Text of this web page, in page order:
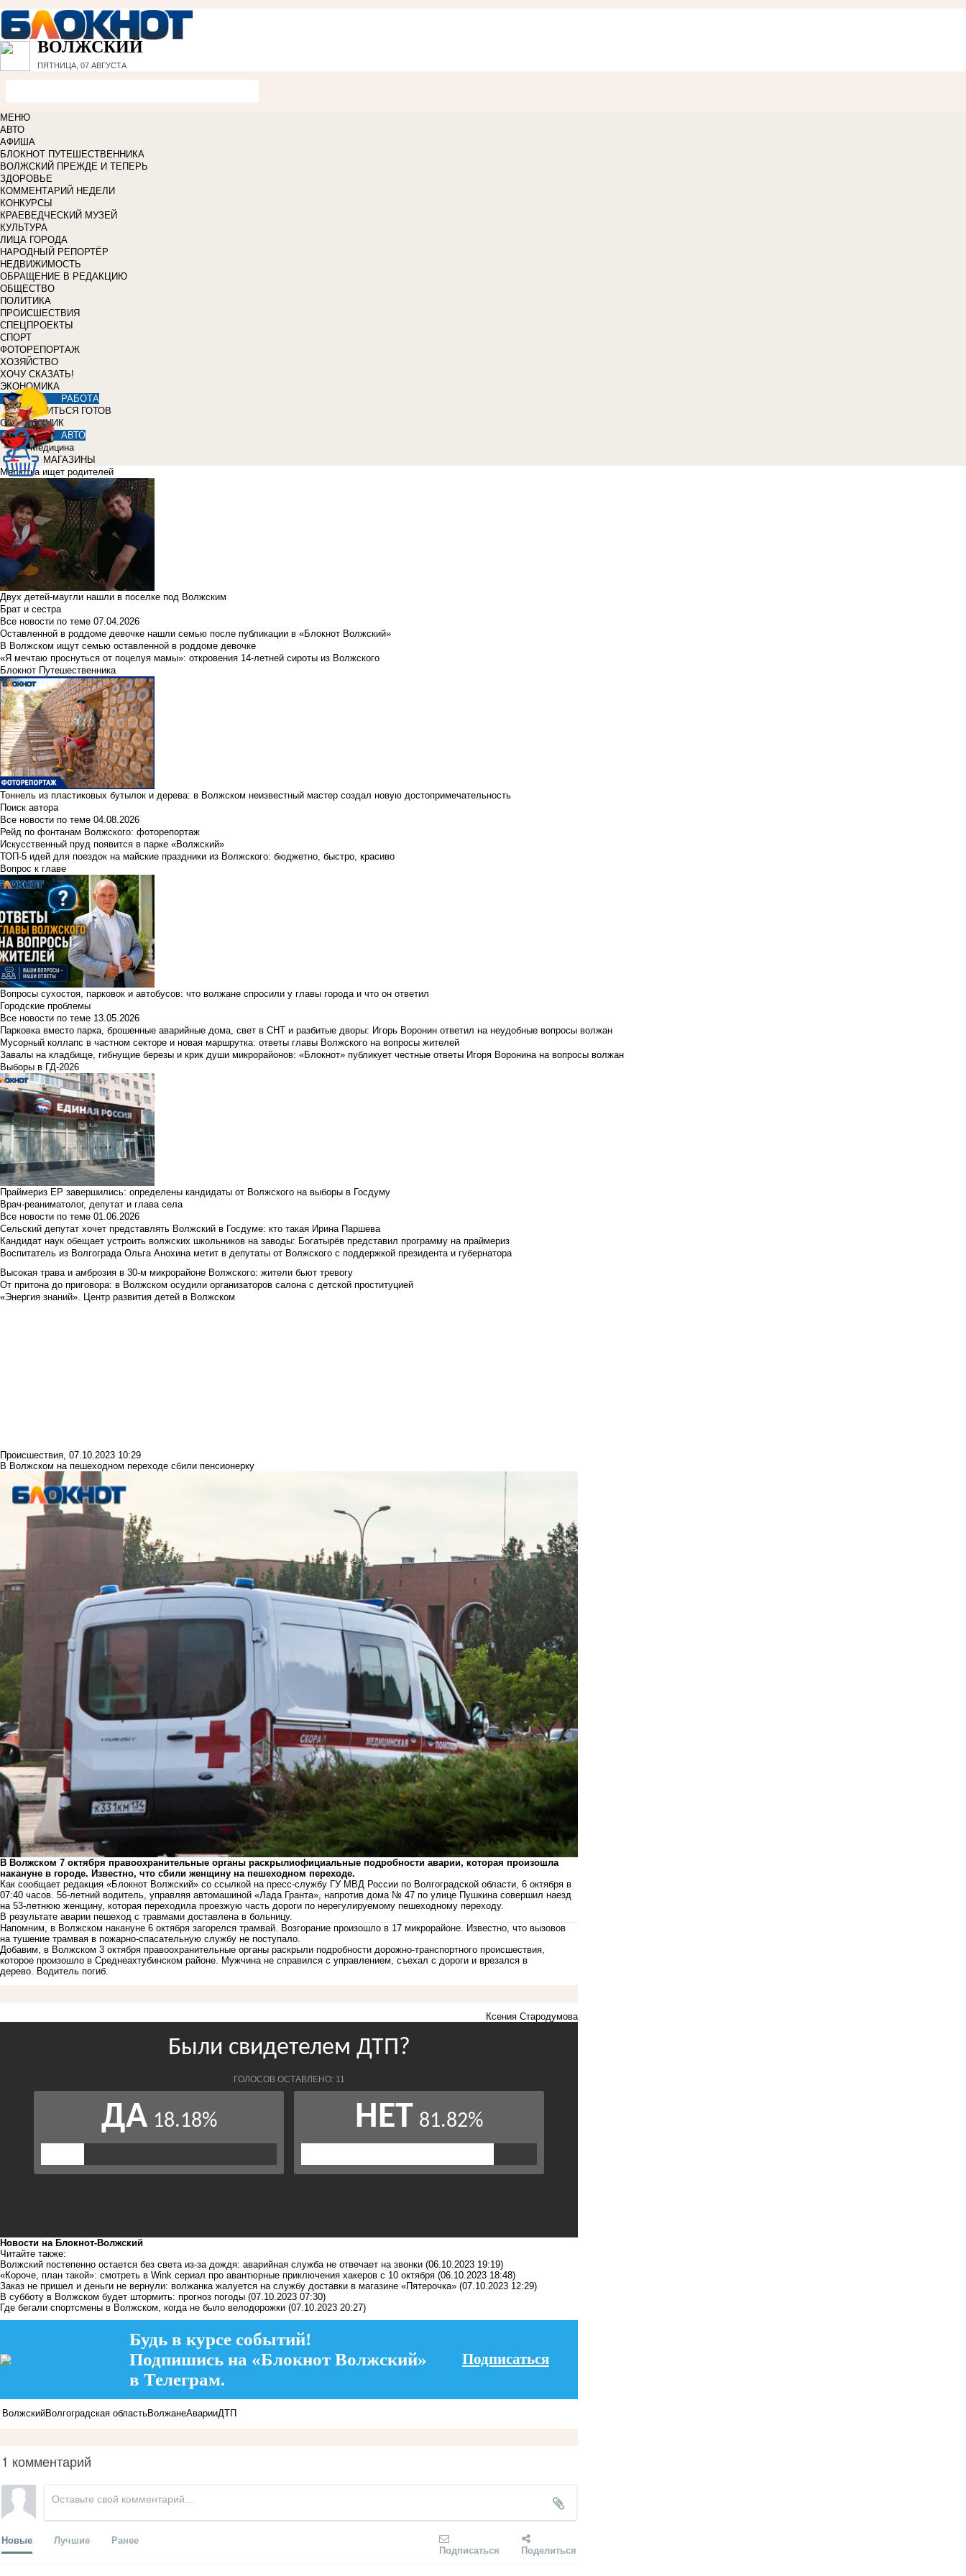
ВОЛЖСКИЙ
ПЯТНИЦА, 07 АВГУСТА
МЕНЮ
АВТО
АФИША
БЛОКНОТ ПУТЕШЕСТВЕННИКА
ВОЛЖСКИЙ ПРЕЖДЕ И ТЕПЕРЬ
ЗДОРОВЬЕ
КОММЕНТАРИЙ НЕДЕЛИ
КОНКУРСЫ
КРАЕВЕДЧЕСКИЙ МУЗЕЙ
КУЛЬТУРА
ЛИЦА ГОРОДА
НАРОДНЫЙ РЕПОРТЁР
НЕДВИЖИМОСТЬ
ОБРАЩЕНИЕ В РЕДАКЦИЮ
ОБЩЕСТВО
ПОЛИТИКА
ПРОИСШЕСТВИЯ
СПЕЦПРОЕКТЫ
СПОРТ
ФОТОРЕПОРТАЖ
ХОЗЯЙСТВО
ХОЧУ СКАЗАТЬ!
ЭКОНОМИКА
РАБОТА
УЧИТЬСЯ ГОТОВ
СПРАВОЧНИК
АВТО
Медицина
МАГАЗИНЫ
Малютка ищет родителей
Двух детей-маугли нашли в поселке под Волжским
Брат и сестра
Все новости по теме 07.04.2026
Оставленной в роддоме девочке нашли семью после публикации в «Блокнот Волжский»
В Волжском ищут семью оставленной в роддоме девочке
«Я мечтаю проснуться от поцелуя мамы»: откровения 14-летней сироты из Волжского
Блокнот Путешественника
Тоннель из пластиковых бутылок и дерева: в Волжском неизвестный мастер создал новую достопримечательность
Поиск автора
Все новости по теме 04.08.2026
Рейд по фонтанам Волжского: фоторепортаж
Искусственный пруд появится в парке «Волжский»
ТОП-5 идей для поездок на майские праздники из Волжского: бюджетно, быстро, красиво
Вопрос к главе
Вопросы сухостоя, парковок и автобусов: что волжане спросили у главы города и что он ответил
Городские проблемы
Все новости по теме 13.05.2026
Парковка вместо парка, брошенные аварийные дома, свет в СНТ и разбитые дворы: Игорь Воронин ответил на неудобные вопросы волжан
Мусорный коллапс в частном секторе и новая маршрутка: ответы главы Волжского на вопросы жителей
Завалы на кладбище, гибнущие березы и крик души микрорайонов: «Блокнот» публикует честные ответы Игоря Воронина на вопросы волжан
Выборы в ГД-2026
Праймериз ЕР завершились: определены кандидаты от Волжского на выборы в Госдуму
Врач-реаниматолог, депутат и глава села
Все новости по теме 01.06.2026
Сельский депутат хочет представлять Волжский в Госдуме: кто такая Ирина Паршева
Кандидат наук обещает устроить волжских школьников на заводы: Богатырёв представил программу на праймериз
Воспитатель из Волгограда Ольга Анохина метит в депутаты от Волжского с поддержкой президента и губернатора
Высокая трава и амброзия в 30‑м микрорайоне Волжского: жители бьют тревогу
От притона до приговора: в Волжском осудили организаторов салона с детской проституцией
«Энергия знаний». Центр развития детей в Волжском
Происшествия, 07.10.2023 10:29
В Волжском на пешеходном переходе сбили пенсионерку
В Волжском 7 октября правоохранительные органы раскрылиофициальные подробности аварии, которая произошла
накануне в городе. Известно, что сбили женщину на пешеходном переходе.
Как сообщает редакция «Блокнот Волжский» со ссылкой на пресс-службу ГУ МВД России по Волгоградской области, 6 октября в
07:40 часов. 56-летний водитель, управляя автомашиной «Лада Гранта», напротив дома № 47 по улице Пушкина совершил наезд
на 53-летнюю женщину, которая переходила проезжую часть дороги по нерегулируемому пешеходному переходу.
В результате аварии пешеход с травмами доставлена в больницу.
Напомним, в Волжском накануне 6 октября загорелся трамвай . Возгорание произошло в 17 микрорайоне. Известно, что вызовов
на тушение трамвая в пожарно-спасательную службу не поступало.
Добавим, в Волжском 3 октября правоохранительные органы раскрыли подробности дорожно-транспортного происшествия,
которое произошло в Среднеахтубинском районе. Мужчина не справился с управлением, съехал с дороги и врезался в
дерево. Водитель погиб
Ксения Стародумова
Новости на Блoкнoт-Волжский
Читайте также:
Волжский постепенно остается без света из-за дождя: аварийная служба не отвечает на звонки (06.10.2023 19:19)
«Короче, план такой»: смотреть в Wink сериал про авантюрные приключения хакеров с 10 октября (06.10.2023 18:48)
Заказ не пришел и деньги не вернули: волжанка жалуется на службу доставки в магазине «Пятерочка» (07.10.2023 12:29)
В субботу в Волжском будет штормить: прогноз погоды (07.10.2023 07:30)
Где бегали спортсмены в Волжском, когда не было велодорожки (07.10.2023 20:27)
Будь в курсе событий!
Подпишись на «Блокнот Волжский»
в Телеграм.
Подписаться
ВолжскийВолгоградская областьВолжанеАварииДТП
1 комментарий
Новые Лучшие Ранее
Подписаться Поделиться